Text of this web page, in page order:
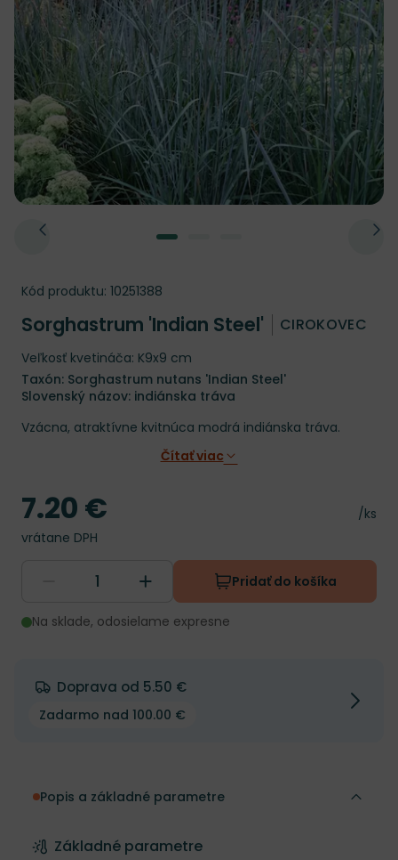
Kód produktu: 10251388
Sorghastrum 'Indian Steel' CIROKOVEC
Veľkosť kvetináča: K9x9 cm
Taxón: Sorghastrum nutans 'Indian Steel'
Slovenský názov: indiánska tráva
Vzácna, atraktívne kvitnúca modrá indiánska tráva.
Čítať viac
Cena
/ks
Cena
7.20 €
vrátane DPH
Pridať do košíka
Na sklade, odosielame expresne
Doprava od 5.50 €
Zadarmo nad 100.00 €
Popis a základné parametre
Základné parametre